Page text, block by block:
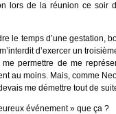
lors de la réunion ce soir
le temps d’une
d’exercer un
permettre de me
au moins. Mais, comme
me démettre tout de
événement » que ça ?